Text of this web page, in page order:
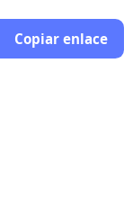
Copiar enlace